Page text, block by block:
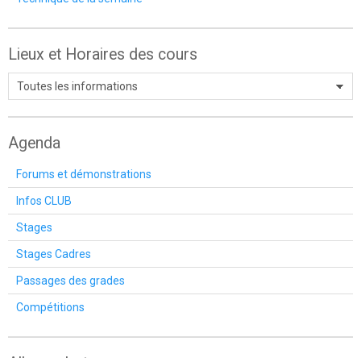
Lieux et Horaires des cours
Agenda
Forums et démonstrations
Infos CLUB
Stages
Stages Cadres
Passages des grades
Compétitions